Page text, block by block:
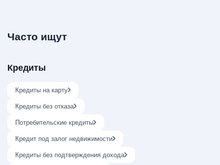
Часто ищут
Кредиты
Кредиты на карту
Кредиты без отказа
Потребительские кредиты
Кредит под залог недвижимости
Кредиты без подтверждения дохода